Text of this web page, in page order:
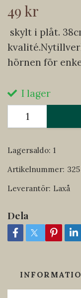
49 kr
skylt i plåt.
hörnen för
I lager
Lagersaldo: 1
Artikelnummer: 325
Leverantör: Laxå
Dela